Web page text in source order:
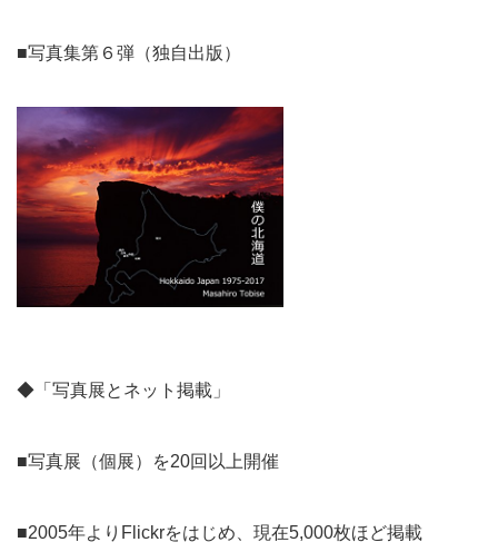
■写真集第６弾（独自出版）
◆「写真展とネット掲載」
■写真展（個展）を20回以上開催
■2005年よりFlickrをはじめ、現在5,000枚ほど掲載